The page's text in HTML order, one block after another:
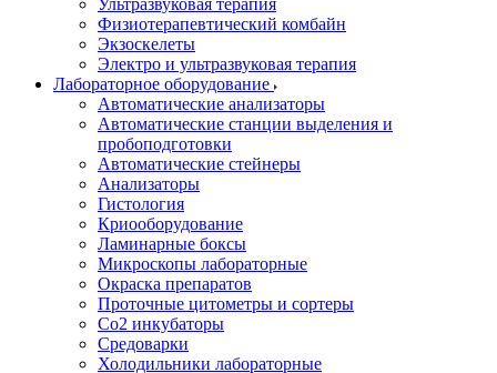
Ультразвуковая терапия
Физиотерапевтический комбайн
Экзоскелеты
Электро и ультразвуковая терапия
Лабораторное оборудование
Автоматические анализаторы
Автоматические станции выделения и
пробоподготовки
Автоматические стейнеры
Анализаторы
Гистология
Криооборудование
Ламинарные боксы
Микроскопы лабораторные
Окраска препаратов
Проточные цитометры и сортеры
Со2 инкубаторы
Средоварки
Холодильники лабораторные